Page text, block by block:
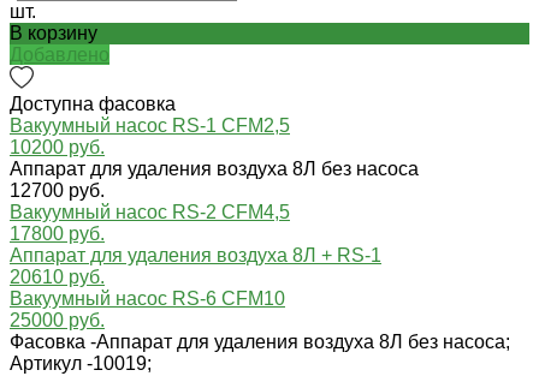
шт.
В корзину
Добавлено
Доступна фасовка
Вакуумный насос RS-1 CFM2,5
10200 руб.
Аппарат для удаления воздуха 8Л без насоса
12700 руб.
Вакуумный насос RS-2 CFM4,5
17800 руб.
Аппарат для удаления воздуха 8Л + RS-1
20610 руб.
Вакуумный насос RS-6 CFM10
25000 руб.
Фасовка -Аппарат для удаления воздуха 8Л без насоса;
Артикул -10019;